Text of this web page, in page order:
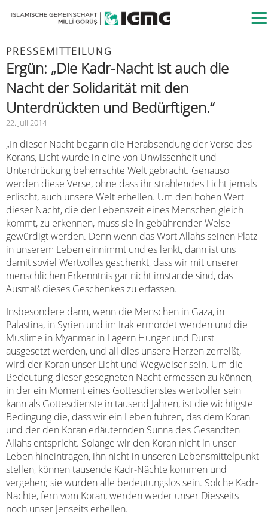
PRESSEMITTEILUNG
Ergün: „Die Kadr-Nacht ist auch die
Nacht der Solidarität mit den
Unterdrückten und Bedürftigen.“
22. Juli 2014
„In dieser Nacht begann die Herabsendung der Verse des
Korans, Licht wurde in eine von Unwissenheit und
Unterdrückung beherrschte Welt gebracht. Genauso
werden diese Verse, ohne dass ihr strahlendes Licht jemals
erlischt, auch unsere Welt erhellen. Um den hohen Wert
dieser Nacht, die der Lebenszeit eines Menschen gleich
kommt, zu erkennen, muss sie in gebührender Weise
gewürdigt werden. Denn wenn das Wort Allahs seinen Platz
in unserem Leben einnimmt und es lenkt, dann ist uns
damit soviel Wertvolles geschenkt, dass wir mit unserer
menschlichen Erkenntnis gar nicht imstande sind, das
Ausmaß dieses Geschenkes zu erfassen.
Insbesondere dann, wenn die Menschen in Gaza, in
Palästina, in Syrien und im Irak ermordet werden und die
Muslime in Myanmar in Lagern Hunger und Durst
ausgesetzt werden, und all dies unsere Herzen zerreißt,
wird der Koran unser Licht und Wegweiser sein. Um die
Bedeutung dieser gesegneten Nacht ermessen zu können,
in der ein Moment eines Gottesdienstes wertvoller sein
kann als Gottesdienste in tausend Jahren, ist die wichtigste
Bedingung die, dass wir ein Leben führen, das dem Koran
und der den Koran erläuternden Sunna des Gesandten
Allahs entspricht. Solange wir den Koran nicht in unser
Leben hineintragen, ihn nicht in unseren Lebensmittelpunkt
stellen, können tausende Kadr-Nächte kommen und
vergehen; sie würden alle bedeutungslos sein. Solche Kadr-
Nächte, fern vom Koran, werden weder unser Diesseits
noch unser Jenseits erhellen.